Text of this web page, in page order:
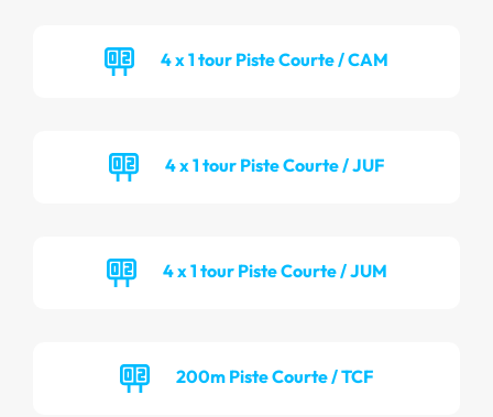
4 x 1 tour Piste Courte / CAM
4 x 1 tour Piste Courte / JUF
4 x 1 tour Piste Courte / JUM
200m Piste Courte / TCF